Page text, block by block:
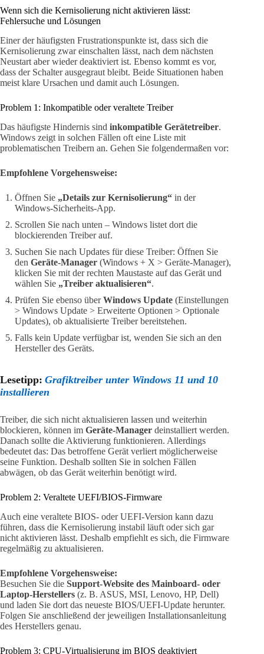
Wenn sich die Kernisolierung nicht aktivieren lässt:
Fehlersuche und Lösungen
Einer der häufigsten Frustrationspunkte ist, dass sich die
Kernisolierung zwar einschalten lässt, nach dem nächsten
Neustart aber wieder deaktiviert ist. Ebenso kommt es vor,
dass der Schalter ausgegraut bleibt. Beide Situationen haben
meist klare Ursachen und damit auch Lösungen.
Problem 1: Inkompatible oder veraltete Treiber
Das häufigste Hindernis sind inkompatible Gerätetreiber.
Windows zeigt in solchen Fällen oft eine Liste mit
problematischen Treibern an. Gehen Sie folgendermaßen vor:
Empfohlene Vorgehensweise:
Öffnen Sie „Details zur Kernisolierung“ in der
Windows-Sicherheits-App.
Scrollen Sie nach unten – Windows listet dort die
blockierenden Treiber auf.
Suchen Sie nach Updates für diese Treiber: Öffnen Sie
den Geräte-Manager (Windows + X > Geräte-Manager),
klicken Sie mit der rechten Maustaste auf das Gerät und
wählen Sie „Treiber aktualisieren“.
Prüfen Sie ebenso überWindows Update (Einstellungen
> Windows Update > Erweiterte Optionen > Optionale
Updates), ob aktualisierte Treiber bereitstehen.
Falls kein Update verfügbar ist, wenden Sie sich an den
Hersteller des Geräts.
Lesetipp: Grafiktreiber unter Windows 11 und 10
installieren
Treiber, die sich nicht aktualisieren lassen und weiterhin
blockieren, können im Geräte-Manager deinstalliert werden.
Danach sollte die Aktivierung funktionieren. Allerdings
bedeutet das: Das betroffene Gerät verliert möglicherweise
seine Funktion. Deshalb sollten Sie in solchen Fällen
abwägen, ob das Gerät weiterhin benötigt wird.
Problem 2: Veraltete UEFI/BIOS-Firmware
Auch eine veraltete BIOS- oder UEFI-Version kann dazu
führen, dass die Kernisolierung instabil läuft oder sich gar
nicht aktivieren lässt. Deshalb empfiehlt es sich, die Firmware
regelmäßig zu aktualisieren.
Empfohlene Vorgehensweise:
Besuchen Sie die Support-Website des Mainboard- oder
Laptop-Herstellers (z. B. ASUS, MSI, Lenovo, HP, Dell)
und laden Sie dort das neueste BIOS/UEFI-Update herunter.
Folgen Sie anschließend der jeweiligen Installationsanleitung
des Herstellers genau.
Problem 3: CPU-Virtualisierung im BIOS deaktiviert